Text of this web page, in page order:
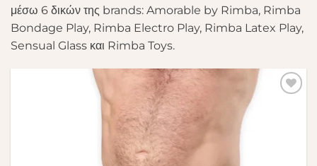
μέσω 6 δικών της brands: Amorable by Rimba, Rimba
Bondage Play, Rimba Electro Play, Rimba Latex Play,
Sensual Glass και Rimba Toys.